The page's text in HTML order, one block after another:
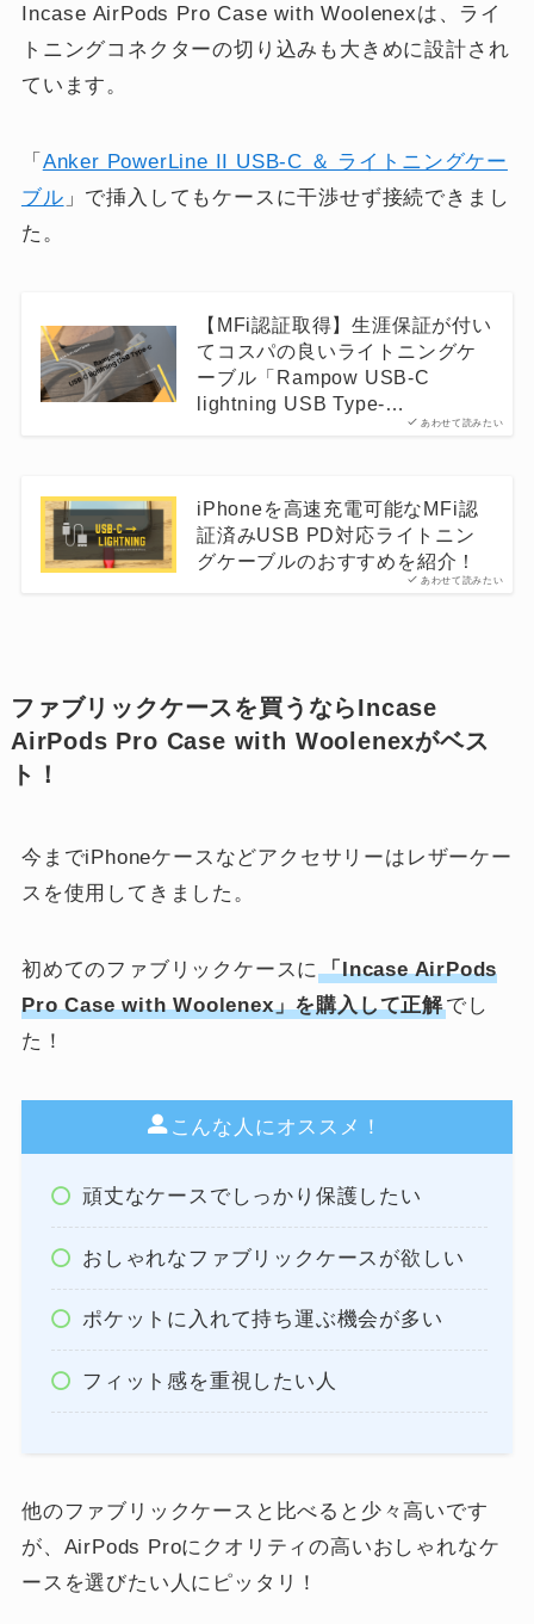
Incase AirPods Pro Case with Woolenexは、ライ
トニングコネクターの切り込みも大きめに設計され
ています。
「 Anker PowerLine II USB-C ＆ ライトニングケー
ブル 」で挿入してもケースに干渉せず接続できまし
た。
あわせて読みたい
【MFi認証取得】生涯保証が付い
てコスパの良いライトニングケ
ーブル「Rampow USB-C
lightning USB Type-…
あわせて読みたい
iPhoneを高速充電可能なMFi認
証済みUSB PD対応ライトニン
グケーブルのおすすめを紹介！
ファブリックケースを買うならIncase
AirPods Pro Case with Woolenexがベス
ト！
今までiPhoneケースなどアクセサリーはレザーケー
スを使用してきました。
初めてのファブリックケースに「Incase AirPods
Pro Case with Woolenex」を購入して正解でし
た！
こんな人にオススメ！
頑丈なケースでしっかり保護したい
おしゃれなファブリックケースが欲しい
ポケットに入れて持ち運ぶ機会が多い
フィット感を重視したい人
他のファブリックケースと比べると少々高いです
が、AirPods Proにクオリティの高いおしゃれなケ
ースを選びたい人にピッタリ！